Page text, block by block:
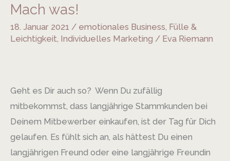
Mach was!
18. Januar 2021 / emotionales Business, Fülle &
Leichtigkeit, Individuelles Marketing / Eva Riemann
Geht es Dir auch so? Wenn Du zufällig
mitbekommst, dass langjährige Stammkunden bei
Deinem Mitbewerber einkaufen, ist der Tag für Dich
gelaufen. Es fühlt sich an, als hättest Du einen
langjährigen Freund oder eine langjährige Freundin
Mach
was!